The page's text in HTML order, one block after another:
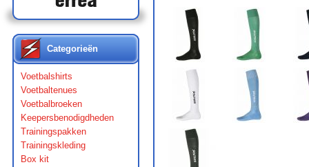
Categorieën
Voetbalshirts
Voetbaltenues
Voetbalbroeken
Keepersbenodigdheden
Trainingspakken
Trainingskleding
Box kit